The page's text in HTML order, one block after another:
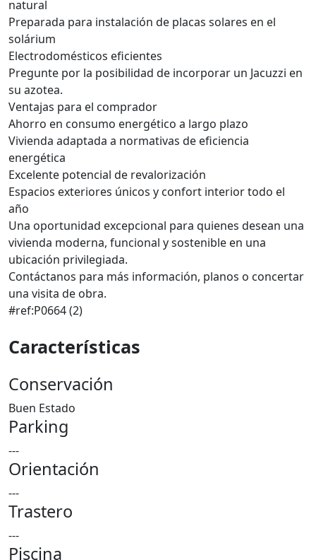
natural
Preparada para instalación de placas solares en el
solárium
Electrodomésticos eficientes
Pregunte por la posibilidad de incorporar un Jacuzzi en
su azotea.
Ventajas para el comprador
Ahorro en consumo energético a largo plazo
Vivienda adaptada a normativas de eficiencia
energética
Excelente potencial de revalorización
Espacios exteriores únicos y confort interior todo el
año
Una oportunidad excepcional para quienes desean una
vivienda moderna, funcional y sostenible en una
ubicación privilegiada.
Contáctanos para más información, planos o concertar
una visita de obra.
#ref:P0664 (2)
Características
Conservación
Buen Estado
Parking
---
Orientación
---
Trastero
---
Piscina